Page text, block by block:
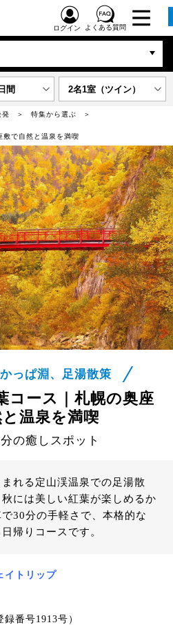
ログイン よくある質問
間 2名1室（ツイン）
発
特集から選ぶ
敷で自然と温泉を満喫
っぱ淵、足湯散策
コース｜札幌の奥座
温泉を満喫
の癒しスポット
れる定山渓温泉での足湯散
には美しい紅葉が楽しめるか
30分の手軽さで、本格的な
帰りコースです。
イトリップ
番号1913号）